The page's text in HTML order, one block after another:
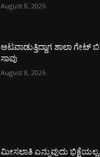
August 8, 2026
ಆಟವಾಡುತ್ತಿದ್ದಾಗ ಶಾಲಾ ಗೇಟ್‌
ಸಾವು
August 8, 2026
ಮೀಸಲಾತಿ ಎನ್ನುವುದು